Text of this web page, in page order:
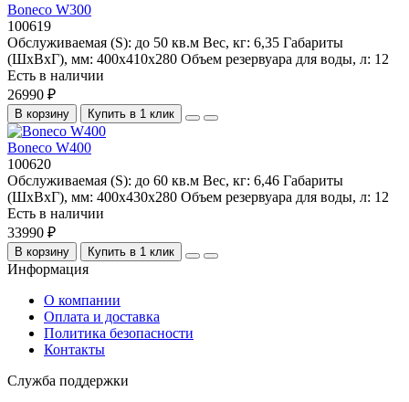
Boneco W300
100619
Обслуживаемая (S): до 50 кв.м Вес, кг: 6,35 Габариты
(ШхВхГ), мм: 400x410x280 Объем резервуара для воды, л: 12
Есть в наличии
26990 ₽
В корзину Купить в 1 клик
Boneco W400
100620
Обслуживаемая (S): до 60 кв.м Вес, кг: 6,46 Габариты
(ШхВхГ), мм: 400x430x280 Объем резервуара для воды, л: 12
Есть в наличии
33990 ₽
В корзину Купить в 1 клик
Информация
О компании
Оплата и доставка
Политика безопасности
Контакты
Служба поддержки